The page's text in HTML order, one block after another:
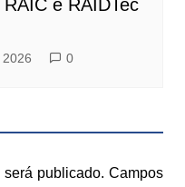
e RAIDTec
0
publicado. Campos